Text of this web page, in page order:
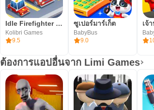
Idle Firefighter Tycoon
Kolibri Games
9.5
ซูเปอร์มาร์เก็ต
BabyBus
9.0
ต้องการแอปอื่นจาก Limi Games